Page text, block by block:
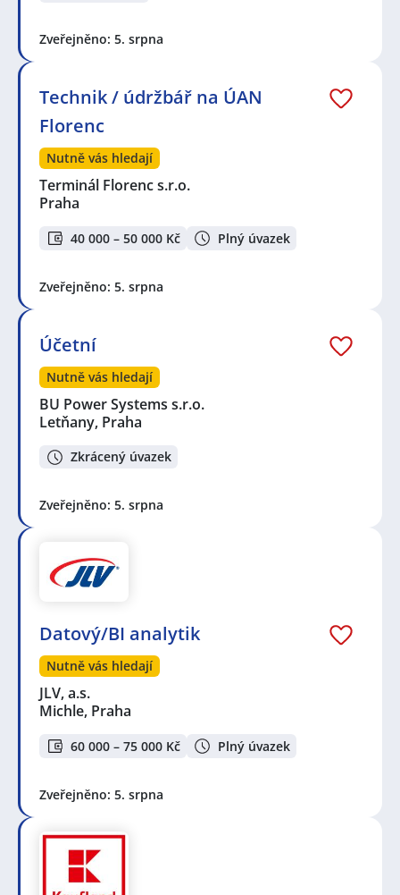
Zveřejněno: 5. srpna
Technik / údržbář na ÚAN
Florenc
Nutně vás hledají
Terminál Florenc s.r.o.
Praha
40 000 – 50 000 Kč Plný úvazek
Zveřejněno: 5. srpna
Účetní
Nutně vás hledají
BU Power Systems s.r.o.
Letňany, Praha
Zkrácený úvazek
Zveřejněno: 5. srpna
Datový/BI analytik
Nutně vás hledají
JLV, a.s.
Michle, Praha
60 000 – 75 000 Kč Plný úvazek
Zveřejněno: 5. srpna